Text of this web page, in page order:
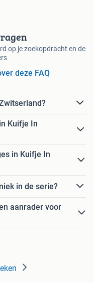
op je zoekopdracht en de
deze FAQ
Kuifje In
in Kuifje In
in de serie?
aanrader voor